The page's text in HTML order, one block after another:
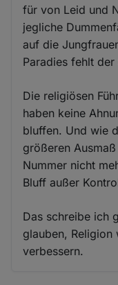
für von Leid und
jegliche
auf die
Paradies fehlt der
Die religiösen
haben keine
bluffen. Und wie
größeren
Nummer nicht
Bluff außer
Das schreibe ich
glauben,
verbessern.